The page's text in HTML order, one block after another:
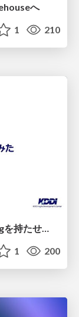
へ
1 210
OpenSpecのproposalにbrainstormingを持たせてみた
1 200